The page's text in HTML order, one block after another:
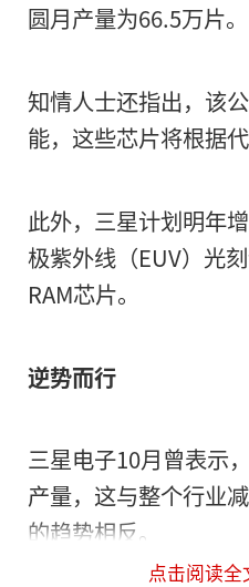
圆月产量为66.5万片。
知情人士还指出，该
能，这些芯片将根据
此外，三星计划明年
极紫外线（EUV）光
RAM芯片。
逆势而行
三星电子10月曾表示
产量，这与整个行业
的趋势相反。
点击阅读全